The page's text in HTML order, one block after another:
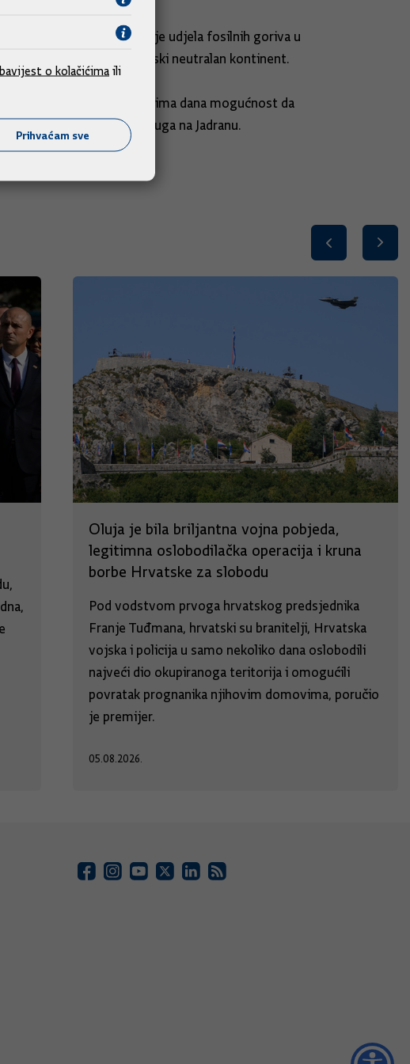
tranziciju, kao i smanjenje udjela fosilnih goriva u
do 2050. postane klimatski neutralan kontinent.
nedjeljom, jer je ljudima dana mogućnost da
pružanja usluga na Jadranu.
Oluja je bila briljantna vojna pobjeda,
legitimna oslobodilačka operacija i kruna
borbe Hrvatske za slobodu
Pod vodstvom prvoga hrvatskog predsjednika
Franje Tuđmana, hrvatski su branitelji, Hrvatska
vojska i policija u samo nekoliko dana oslobodili
najveći dio okupiranoga teritorija i omogućili
povratak prognanika njihovim domovima, poručio
je premijer.
05.08.2026.
o kolačićima ili
Prihvaćam sve